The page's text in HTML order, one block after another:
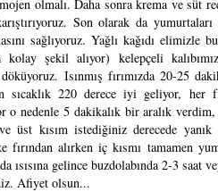
olmalı. Daha sonra krema ve süt
Son olarak da
sağlıyoruz. Yağlı kağıdı elimizle
şekil alıyor) kelepçeli
Isınmış fırımızda 20-25
sıcaklık 220 derece iyi geliyor, her
o nedenle 5 dakikalık bir aralık
üst kısım istediğiniz derecede yanık
fırından alırken iç kısmı tamamen
ısısına gelince buzdolabında 2-3 saat
Afiyet olsun...